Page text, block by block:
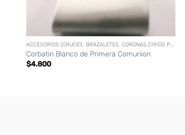
ACCESORIOS (CRUCES, BRAZALETES, CORONAS,CIRIOS PERSONALIZADOS, ETC)
Corbatin Blanco de Primera Comunion
$4.800